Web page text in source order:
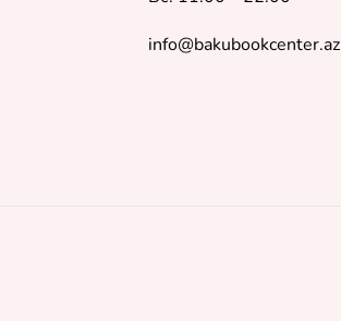
info@bakubookcenter.az